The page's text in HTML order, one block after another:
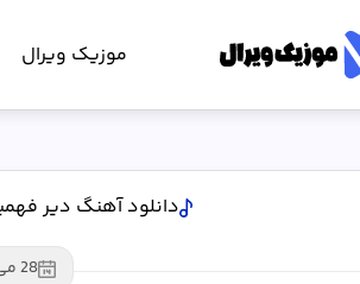
موزیک ویرال
دانلود آهنگ دیر
28 می 2025